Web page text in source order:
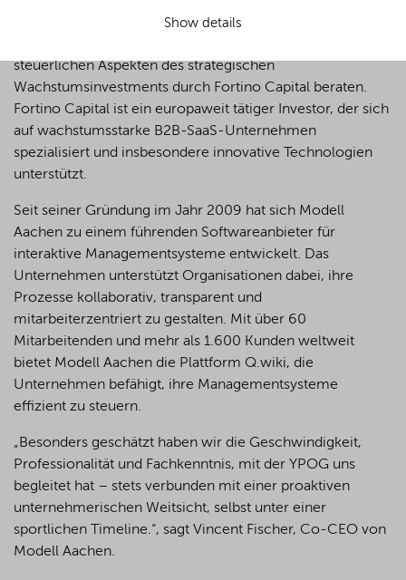
Alternatively, click "Accept only technically necessary"
to reject all optional cookies.
By clicking on "Settings", you can individualize your
choice of optional cookies. You can revoke or change
cookiebutton at the bottom of our website.
For more details, see the cookie settings and our
privacy policy
Show details
steuerlichen Aspekten des strategischen
Wachstumsinvestments durch Fortino Capital beraten.
Fortino Capital ist ein europaweit tätiger Investor, der sich
auf wachstumsstarke B2B-SaaS-Unternehmen
spezialisiert und insbesondere innovative Technologien
unterstützt.
Seit seiner Gründung im Jahr 2009 hat sich Modell
Aachen zu einem führenden Softwareanbieter für
interaktive Managementsysteme entwickelt. Das
Unternehmen unterstützt Organisationen dabei, ihre
Prozesse kollaborativ, transparent und
mitarbeiterzentriert zu gestalten. Mit über 60
Mitarbeitenden und mehr als 1.600 Kunden weltweit
bietet Modell Aachen die Plattform Q.wiki, die
Unternehmen befähigt, ihre Managementsysteme
effizient zu steuern.
„Besonders geschätzt haben wir die Geschwindigkeit,
Professionalität und Fachkenntnis, mit der YPOG uns
begleitet hat – stets verbunden mit einer proaktiven
unternehmerischen Weitsicht, selbst unter einer
sportlichen Timeline.“, sagt Vincent Fischer, Co-CEO von
Modell Aachen.